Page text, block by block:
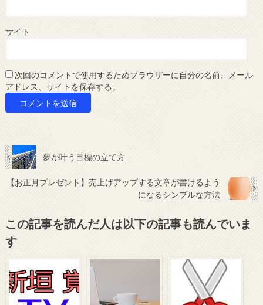
サイト
次回のコメントで使用するためブラウザーに自分の名前、メール
アドレス、サイトを保存する。
夢が叶う目標の立て方
【お正月プレゼント】売上げアップする文章が書けるよう
になるシンプルな方法
この記事を読んだ人は以下の記事も読んでいま
す